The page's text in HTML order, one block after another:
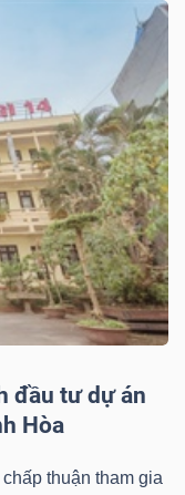
đầu tư dự án
Hòa
thuận tham gia